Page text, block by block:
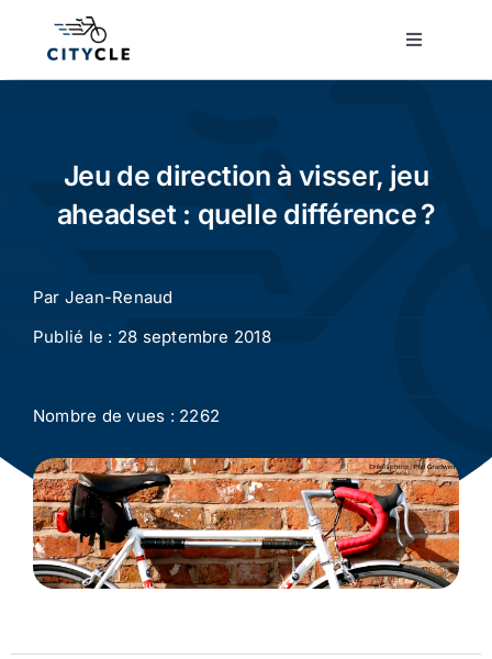
Toggle
Cyclisme urbain
Actualité
Ecologie
Jeu de direction à visser, jeu
aheadset : quelle différence ?
Par Jean-Renaud
Publié le : 28 septembre 2018
Nombre de vues : 2262